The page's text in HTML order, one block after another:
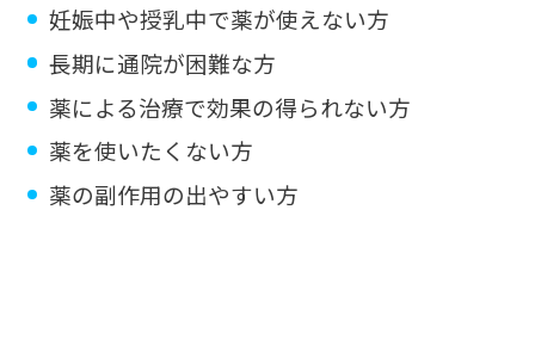
妊娠中や授乳中で薬が使えない方
長期に通院が困難な方
薬による治療で効果の得られない方
薬を使いたくない方
薬の副作用の出やすい方